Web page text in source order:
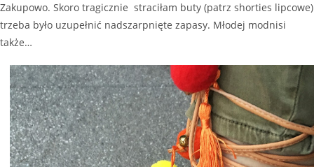
Zakupowo. Skoro tragicznie straciłam buty (patrz shorties lipcowe)
trzeba było uzupełnić nadszarpnięte zapasy. Młodej modnisi
także…